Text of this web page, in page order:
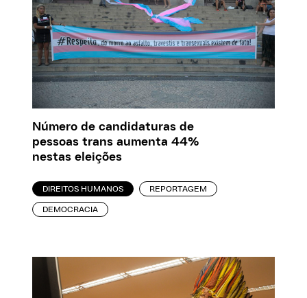
Número de candidaturas de
pessoas trans aumenta 44%
nestas eleições
DIREITOS HUMANOS REPORTAGEM
DEMOCRACIA